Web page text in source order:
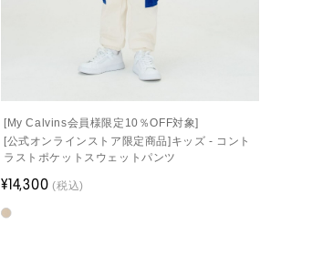
[My Calvins会員様限定10％OFF対象]
[公式オンラインストア限定商品]キッズ - コント
ラストポケットスウェットパンツ
¥14,300(税込)